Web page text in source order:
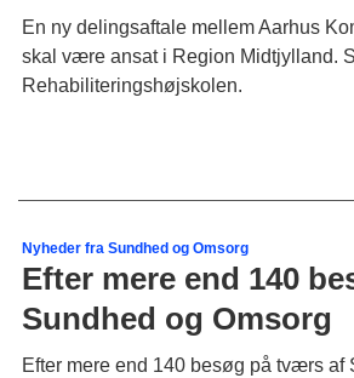
En ny delingsaftale mellem Aarhus
skal være ansat i Region Midtjylland.
Rehabiliteringshøjskolen.
Nyheder fra Sundhed og Omsorg
Efter mere end 140
Sundhed og Omsorg
Efter mere end 140 besøg på tværs af